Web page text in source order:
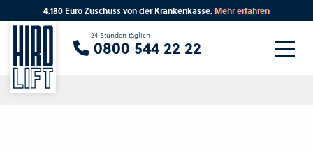
4.180 Euro Zuschuss von der Krankenkasse. Mehr erfahren
24 Stunden täglich
0800 544 22 22
Sie suchen eine Beratung vor Ort?
Ihre PLZ Beratung